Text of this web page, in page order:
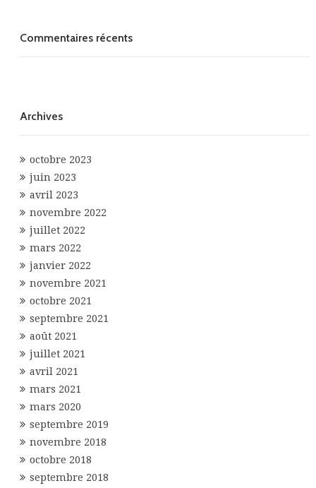
Commentaires récents
Archives
octobre 2023
juin 2023
avril 2023
novembre 2022
juillet 2022
mars 2022
janvier 2022
novembre 2021
octobre 2021
septembre 2021
août 2021
juillet 2021
avril 2021
mars 2021
mars 2020
septembre 2019
novembre 2018
octobre 2018
septembre 2018